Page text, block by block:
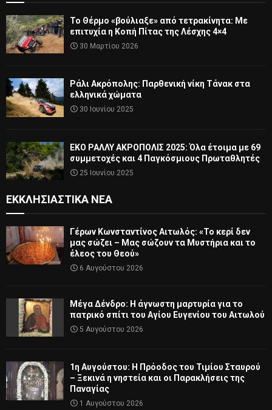
Το Θέρμο «βούλιαξε» από τετρακίνητα: Με
επιτυχία η Κοπή Πίτας της Λέσχης 4×4
30 Μαρτίου 2026
Ράλι Ακρόπολης: Παρθενική νίκη Τάνακ στα
ελληνικά χώματα
30 Ιουνίου 2025
ΕΚΟ ΡΑΛΛΥ ΑΚΡΟΠΟΛΙΣ 2025: Όλα έτοιμα με 69
συμμετοχές και 4 Παγκόσμιους Πρωταθλητές
25 Ιουνίου 2025
ΕΚΚΛΗΣΙΑΣΤΙΚΆ ΝΈΑ
Γέρων Κωνσταντίνος Αιτωλός: «Το κερί δεν
μας σώζει – Μας σώζουν τα Μυστήρια και το
έλεος του Θεού»
6 Αυγούστου 2026
Μέγα Δένδρο: Η άγνωστη μαρτυρία για το
πατρικό σπίτι του Αγίου Ευγενίου του Αιτωλού
5 Αυγούστου 2026
1η Αυγούστου: Η Πρόοδος του Τιμίου Σταυρού
– Ξεκινά η νηστεία και οι Παρακλήσεις της
Παναγίας
1 Αυγούστου 2026